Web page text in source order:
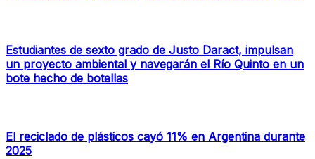
Estudiantes de sexto grado de Justo Daract, impulsan
un proyecto ambiental y navegarán el Río Quinto en un
bote hecho de botellas
El reciclado de plásticos cayó 11% en Argentina durante
2025